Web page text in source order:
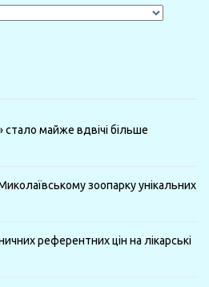
стало майже вдвічі більше
зоопарку унікальних
референтних цін на лікарські